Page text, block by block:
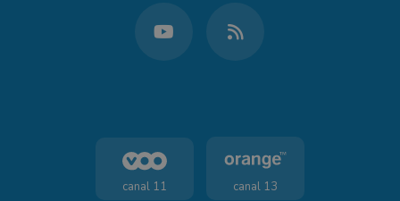
canal 11 canal 13